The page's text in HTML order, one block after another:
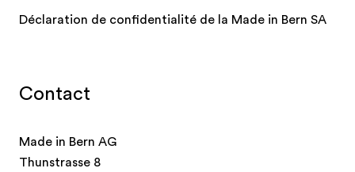
Contact
Made in Bern AG
Thunstrasse 8
Déclaration de confidentialité de la Made in Bern SA